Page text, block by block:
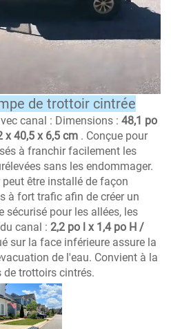
de trottoir cintrée
canal : Dimensions : 48,1 po
x 40,5 x 6,5 cm . Conçue pour
à franchir facilement les
sans les endommager.
être installé de façon
à fort trafic afin de créer un
sécurisé pour les allées, les
canal : 2,2 po l x 1,4 po H /
sur la face inférieure assure la
de l'eau. Convient à la
trottoirs cintrés.